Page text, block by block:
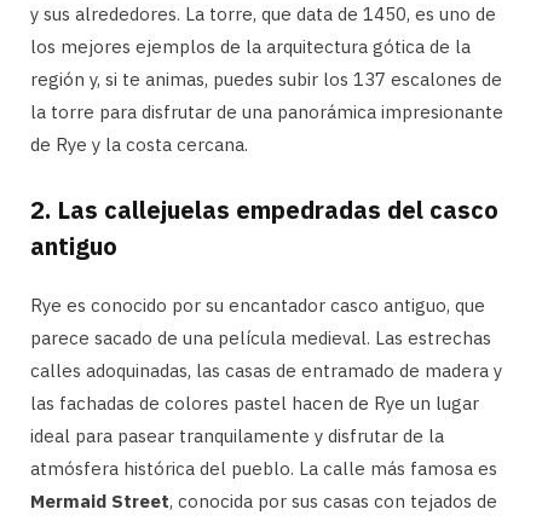
y sus alrededores. La torre, que data de 1450, es uno de
los mejores ejemplos de la arquitectura gótica de la
región y, si te animas, puedes subir los 137 escalones de
la torre para disfrutar de una panorámica impresionante
de Rye y la costa cercana.
2. Las callejuelas empedradas del casco
antiguo
Rye es conocido por su encantador casco antiguo, que
parece sacado de una película medieval. Las estrechas
calles adoquinadas, las casas de entramado de madera y
las fachadas de colores pastel hacen de Rye un lugar
ideal para pasear tranquilamente y disfrutar de la
atmósfera histórica del pueblo. La calle más famosa es
Mermaid Street, conocida por sus casas con tejados de